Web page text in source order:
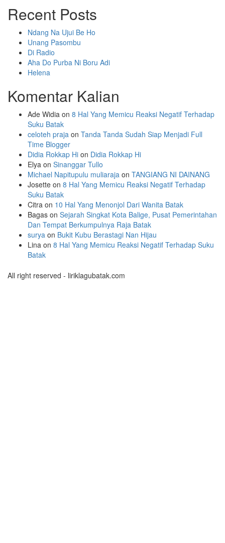
Recent Posts
Ndang Na Ujui Be Ho
Unang Pasombu
Di Radio
Aha Do Purba Ni Boru Adi
Helena
Komentar Kalian
Ade Widia on 8 Hal Yang Memicu Reaksi Negatif Terhadap
Suku Batak
celoteh praja on Tanda Tanda Sudah Siap Menjadi Full
Time Blogger
Didia Rokkap Hi on Didia Rokkap Hi
Elya on Sinanggar Tullo
Michael Napitupulu muliaraja on TANGIANG NI DAINANG
Josette on 8 Hal Yang Memicu Reaksi Negatif Terhadap
Suku Batak
Citra on 10 Hal Yang Menonjol Dari Wanita Batak
Bagas on Sejarah Singkat Kota Balige, Pusat Pemerintahan
Dan Tempat Berkumpulnya Raja Batak
surya on Bukit Kubu Berastagi Nan Hijau
Lina on 8 Hal Yang Memicu Reaksi Negatif Terhadap Suku
Batak
All right reserved - liriklagubatak.com